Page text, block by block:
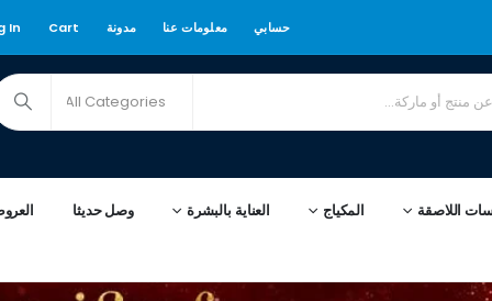
حسابي معلومات عنا مدونة Cart
In
اللاصقة المكياج العناية بالبشرة وصل حديثا